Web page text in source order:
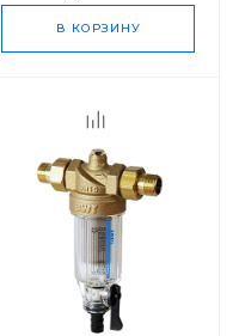
В КОРЗИНУ